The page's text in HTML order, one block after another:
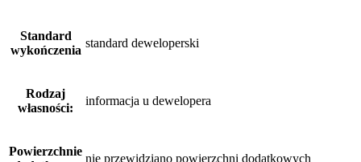
Standard
wykończenia
standard deweloperski
Rodzaj
własności:
informacja u dewelopera
Powierzchnie
nie przewidziano powierzchni dodatkowych